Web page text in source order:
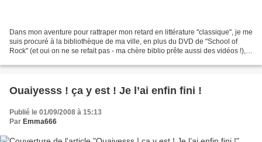
Dans mon aventure pour rattraper mon retard en littérature "classique", je me
suis procuré à la bibliothèque de ma ville, en plus du DVD de "School of
Rock" (et oui on ne se refait pas - ma chère biblio prête aussi des vidéos !),
Ouaiyesss ! ça y est ! Je l’ai enfin fini !
Publié le 01/09/2008 à 15:13
Par Emma666